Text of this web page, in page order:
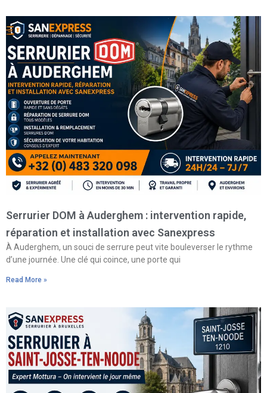
Serrurier DOM à Auderghem : intervention rapide,
réparation et installation avec Sanexpress
À Auderghem, un souci de serrure peut vite bouleverser le rythme
d’une journée. Une clé qui coince, une porte qui
Read More »